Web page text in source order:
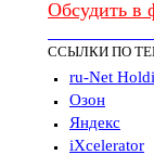
Обсудить в
ССЫЛКИ ПО
ru-Net
Озон
Яндекс
iXcelerator